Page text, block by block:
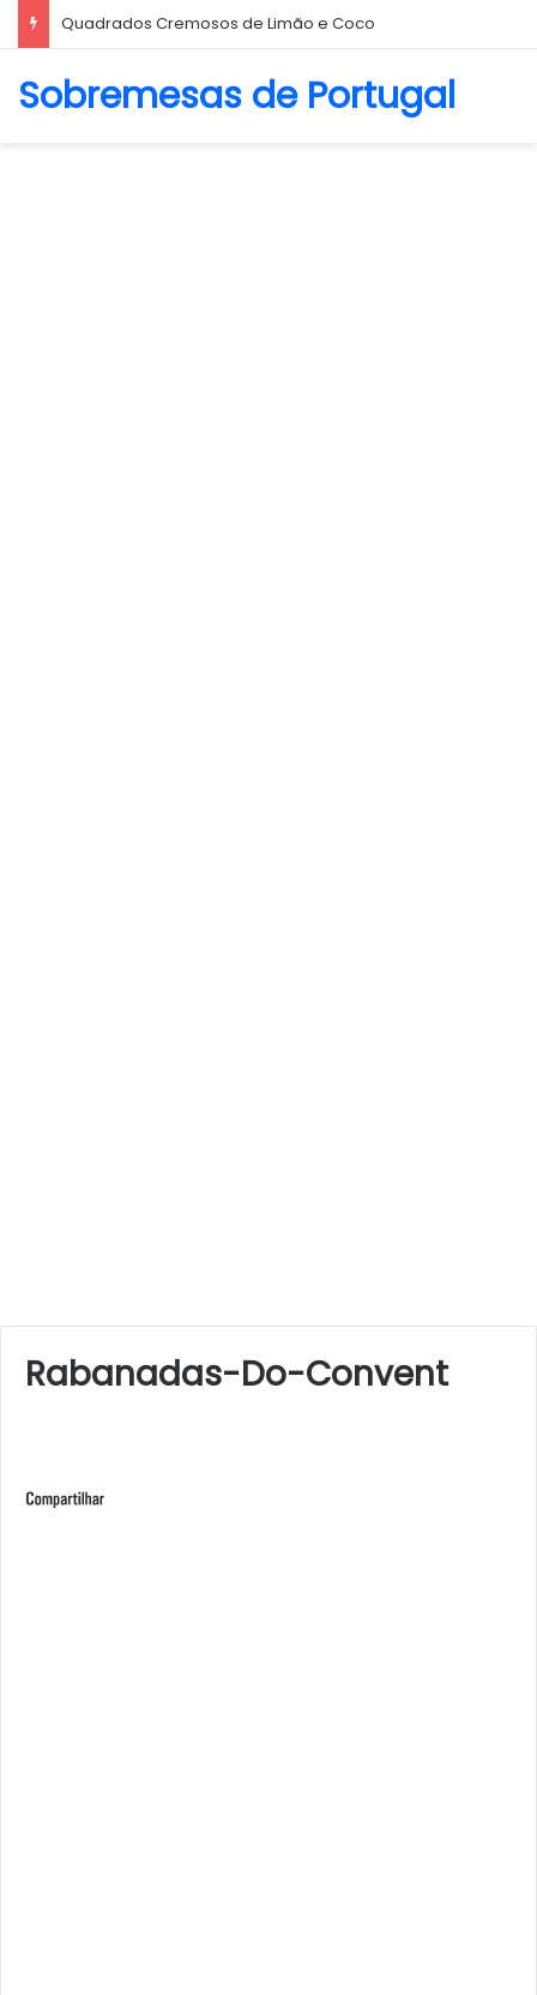
Quadrados Cremosos de Limão e Coco
Sobremesas de Portugal
Rabanadas-Do-Convent